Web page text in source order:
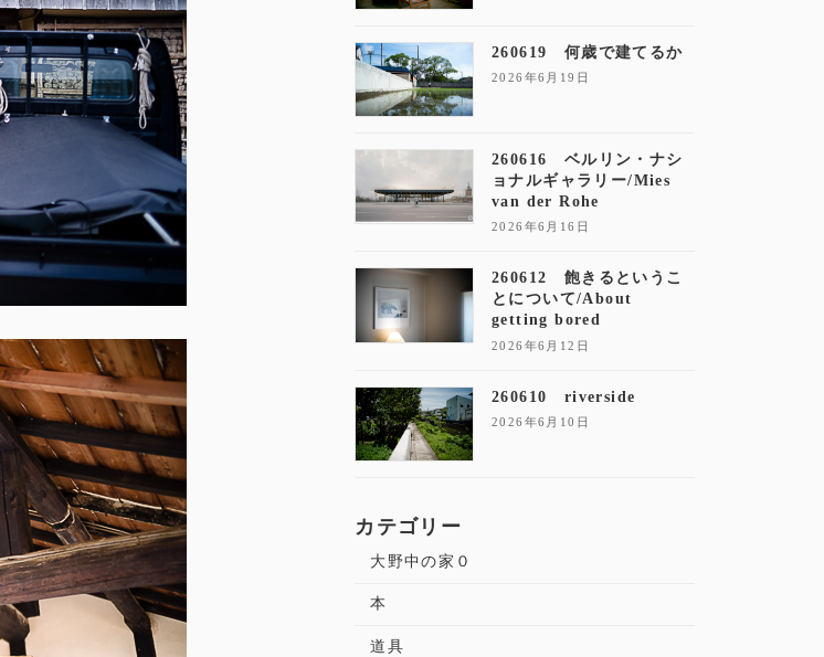
260619 何歳で建てるか
2026年6月19日
260616 ベルリン・ナシ
ョナルギャラリー/Mies
van der Rohe
2026年6月16日
260612 飽きるというこ
とについて/About
getting bored
2026年6月12日
260610 riverside
2026年6月10日
カテゴリー
大野中の家０
本
道具